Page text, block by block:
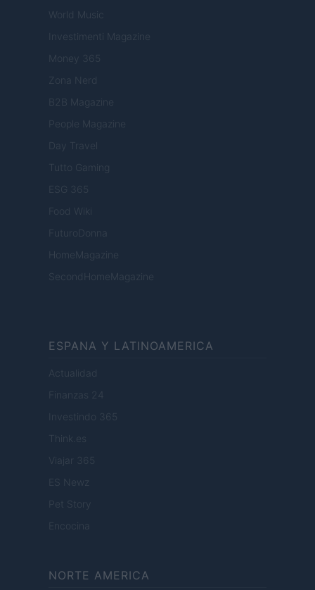
World Music
Investimenti Magazine
Money 365
Zona Nerd
B2B Magazine
People Magazine
Day Travel
Tutto Gaming
ESG 365
Food Wiki
FuturoDonna
HomeMagazine
SecondHomeMagazine
ESPANA Y LATINOAMERICA
Actualidad
Finanzas 24
Investindo 365
Think.es
Viajar 365
ES Newz
Pet Story
Encocina
NORTE AMERICA